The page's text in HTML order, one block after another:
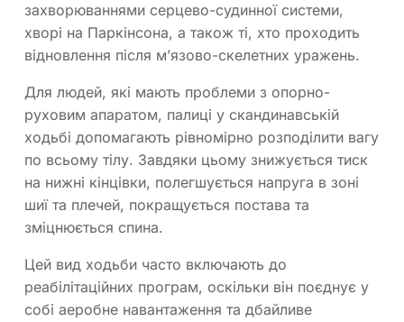
захворюваннями серцево-судинної системи,
хворі на Паркінсона, а також ті, хто проходить
відновлення після м’язово-скелетних уражень.
Для людей, які мають проблеми з опорно-
руховим апаратом, палиці у скандинавській
ходьбі допомагають рівномірно розподілити вагу
по всьому тілу. Завдяки цьому знижується тиск
на нижні кінцівки, полегшується напруга в зоні
шиї та плечей, покращується постава та
зміцнюється спина.
Цей вид ходьби часто включають до
реабілітаційних програм, оскільки він поєднує у
собі аеробне навантаження та дбайливе